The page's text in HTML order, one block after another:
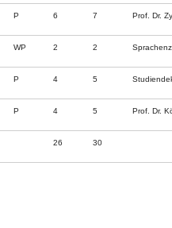
P 6 7 Prof. Dr.
WP 2 2
P 4 5
P 4 5 Prof. Dr.
26 30